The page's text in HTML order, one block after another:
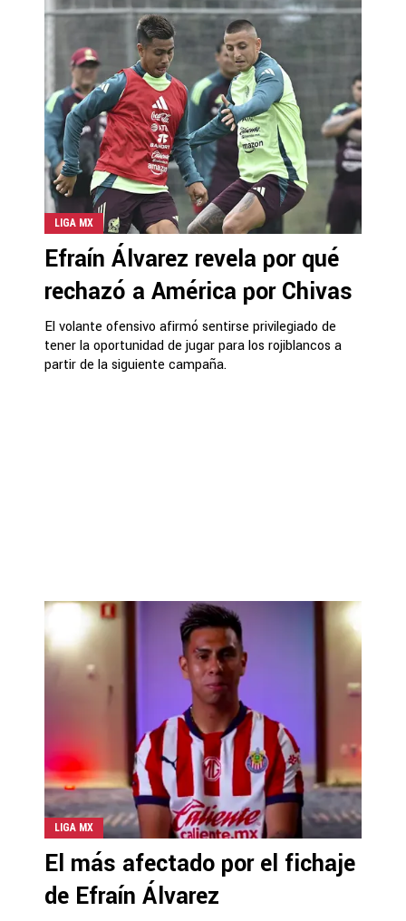
LIGA MX
Efraín Álvarez revela por qué
rechazó a América por Chivas
El volante ofensivo afirmó sentirse privilegiado de
tener la oportunidad de jugar para los rojiblancos a
partir de la siguiente campaña.
LIGA MX
El más afectado por el fichaje
de Efraín Álvarez